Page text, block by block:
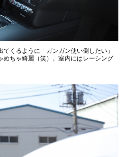
くるように「ガンガン使い倒したい」
ちゃ綺麗（笑）。室内にはレーシング